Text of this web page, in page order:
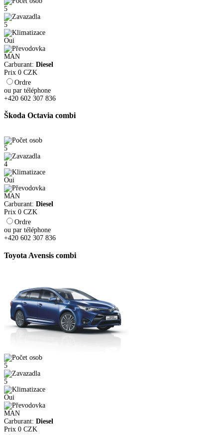
5
5
Oui
MAN
Carburant: Diesel
Prix 0 CZK
Ordre
ou par téléphone
+420 602 307 836
Škoda Octavia combi
5
4
Oui
MAN
Carburant: Diesel
Prix 0 CZK
Ordre
ou par téléphone
+420 602 307 836
Toyota Avensis combi
5
5
Oui
MAN
Carburant: Diesel
Prix 0 CZK